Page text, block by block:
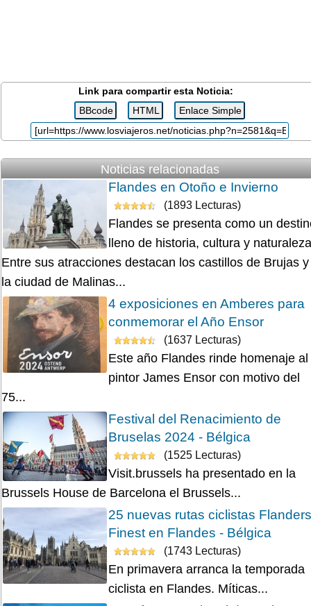
Link para compartir esta Noticia:
Noticias relacionadas
Flandes en Otoño e Invierno
(1893 Lecturas)
Flandes se presenta como un
lleno de historia, cultura y
Entre sus atracciones destacan los castillos de Brujas y
la ciudad de Malinas...
4 exposiciones en Amberes para
conmemorar el Año Ensor
(1637 Lecturas)
Este año Flandes rinde homenaje al
pintor James Ensor con motivo del
75...
Festival del Renacimiento de
Bruselas 2024 - Bélgica
(1525 Lecturas)
Visit.brussels ha presentado en la
Brussels House de Barcelona el Brussels...
25 nuevas rutas ciclistas Flanders
Finest en Flandes - Bélgica
(1743 Lecturas)
En primavera arranca la temporada
ciclista en Flandes. Míticas...